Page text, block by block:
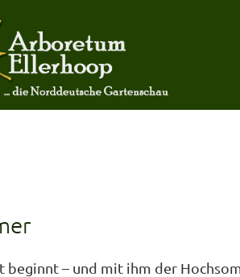
beginnt – und mit ihm der